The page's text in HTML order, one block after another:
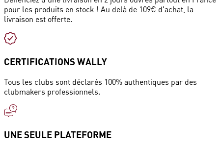
pour les produits en stock ! Au delà de 109€ d'achat, la
livraison est offerte.
CERTIFICATIONS WALLY
Tous les clubs sont déclarés 100% authentiques par des
clubmakers professionnels.
UNE SEULE PLATEFORME